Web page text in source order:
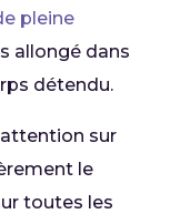
pleine
allongé dans
détendu.
sur
le
toutes les